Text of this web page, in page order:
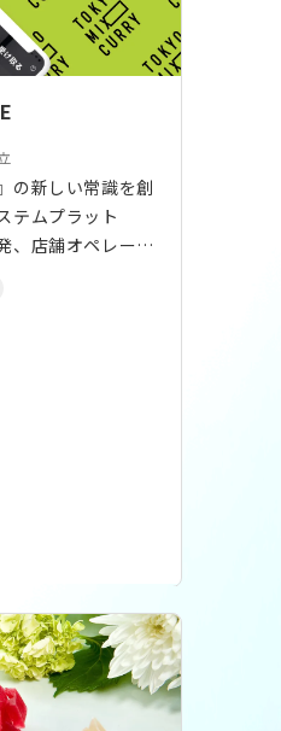
の新しい常識を創
テムプラット
、店舗オペレー
を運営していま